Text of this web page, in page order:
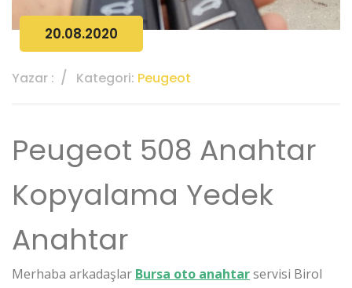
20.08.2020
Yazar : Kategori: Peugeot
Peugeot 508 Anahtar
Kopyalama Yedek
Anahtar
Merhaba arkadaşlar Bursa oto anahtarservisi Birol